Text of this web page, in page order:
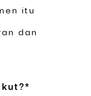
itu
dan